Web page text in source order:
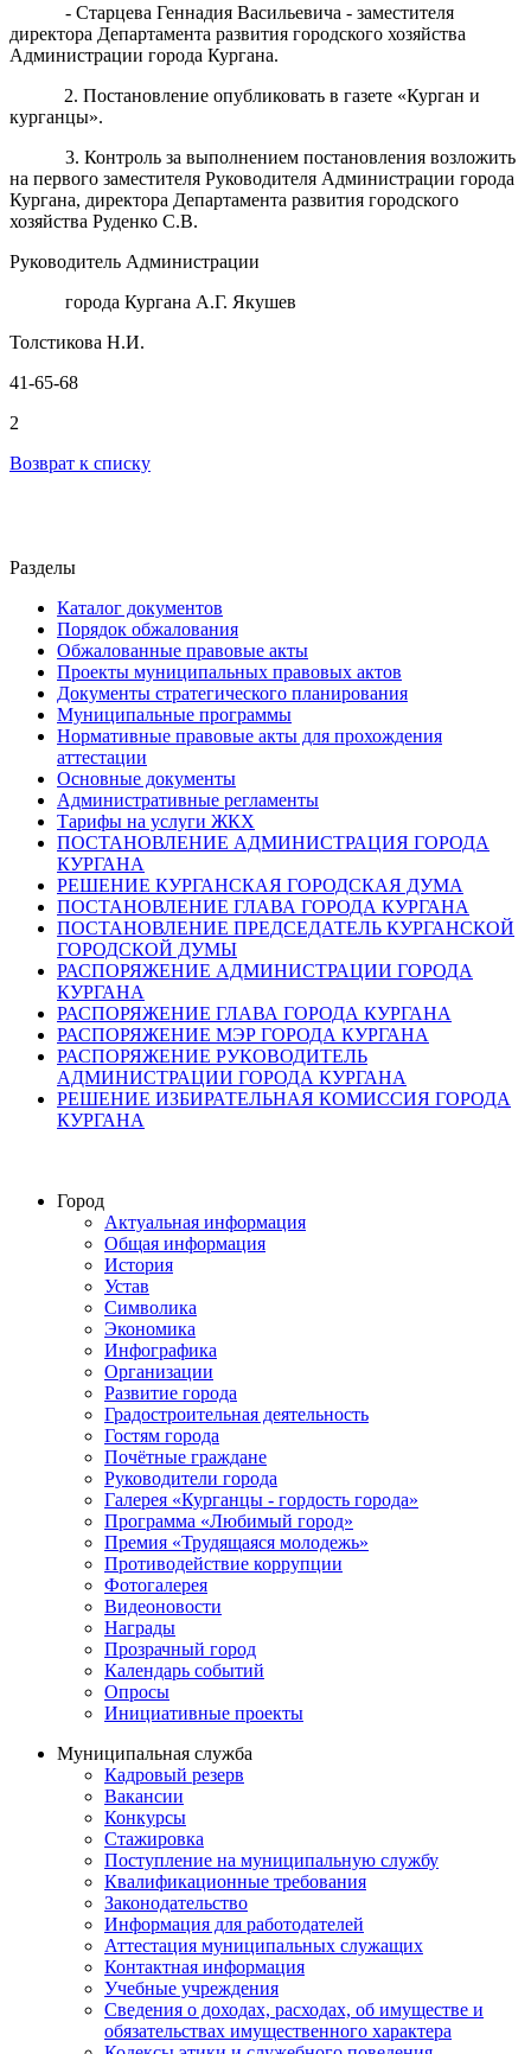
- Старцева Геннадия Васильевича - заместителя
директора Департамента развития городского хозяйства
Администрации города Кургана.
2. Постановление опубликовать в газете «Курган и
курганцы».
3. Контроль за выполнением постановления возложить
на первого заместителя Руководителя Администрации города
Кургана, директора Департамента развития городского
хозяйства Руденко С.В.
Руководитель Администрации
города Кургана А.Г. Якушев
Толстикова Н.И.
41-65-68
2
Возврат к списку
Разделы
Каталог документов
Порядок обжалования
Обжалованные правовые акты
Проекты муниципальных правовых актов
Документы стратегического планирования
Муниципальные программы
Нормативные правовые акты для прохождения
аттестации
Основные документы
Административные регламенты
Тарифы на услуги ЖКХ
ПОСТАНОВЛЕНИЕ АДМИНИСТРАЦИЯ ГОРОДА
КУРГАНА
РЕШЕНИЕ КУРГАНСКАЯ ГОРОДСКАЯ ДУМА
ПОСТАНОВЛЕНИЕ ГЛАВА ГОРОДА КУРГАНА
ПОСТАНОВЛЕНИЕ ПРЕДСЕДАТЕЛЬ КУРГАНСКОЙ
ГОРОДСКОЙ ДУМЫ
РАСПОРЯЖЕНИЕ АДМИНИСТРАЦИИ ГОРОДА
КУРГАНА
РАСПОРЯЖЕНИЕ ГЛАВА ГОРОДА КУРГАНА
РАСПОРЯЖЕНИЕ МЭР ГОРОДА КУРГАНА
РАСПОРЯЖЕНИЕ РУКОВОДИТЕЛЬ
АДМИНИСТРАЦИИ ГОРОДА КУРГАНА
РЕШЕНИЕ ИЗБИРАТЕЛЬНАЯ КОМИССИЯ ГОРОДА
КУРГАНА
Город
Актуальная информация
Общая информация
История
Устав
Символика
Экономика
Инфографика
Организации
Развитие города
Градостроительная деятельность
Гостям города
Почётные граждане
Руководители города
Галерея «Курганцы - гордость города»
Программа «Любимый город»
Премия «Трудящаяся молодежь»
Противодействие коррупции
Фотогалерея
Видеоновости
Награды
Прозрачный город
Календарь событий
Опросы
Инициативные проекты
Муниципальная служба
Кадровый резерв
Вакансии
Конкурсы
Стажировка
Поступление на муниципальную службу
Квалификационные требования
Законодательство
Информация для работодателей
Аттестация муниципальных служащих
Контактная информация
Учебные учреждения
Сведения о доходах, расходах, об имуществе и
обязательствах имущественного характера